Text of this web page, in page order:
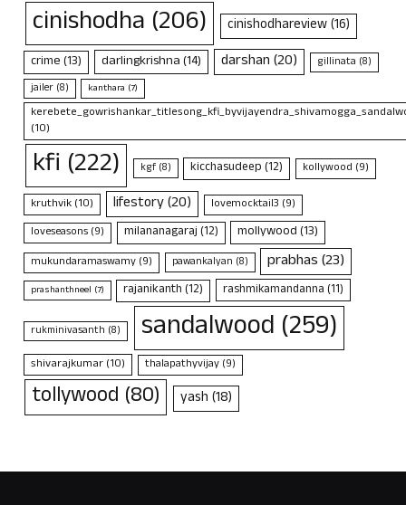
cinishodha (206) cinishodhareview(16)
crime(13) darlingkrishna(14) darshan(20) gillinata (8)
jailer (8) kanthara (7)
(10)
kfi (222) kgf(8) kicchasudeep(12) kollywood (9)
kruthvik(10) lifestory(20) lovemocktail3 (9)
loveseasons (9) milananagaraj(12) mollywood(13)
mukundaramaswamy (9) pawankalyan (8) prabhas(23)
prashanthneel (7) rajanikanth(12) rashmikamandanna(11)
rukminivasanth (8) sandalwood (259)
shivarajkumar(10) thalapathyvijay(9)
tollywood (80) yash(18)